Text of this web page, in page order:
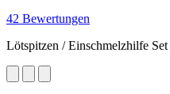
42 Bewertungen
Lötspitzen / Einschmelzhilfe